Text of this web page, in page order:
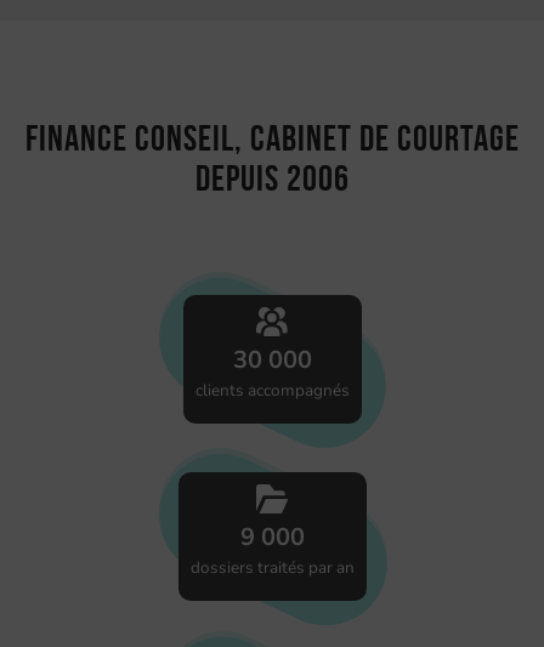
Finance Conseil, cabinet de courtage
depuis 2006
30 000
clients accompagnés
9 000
dossiers traités par an